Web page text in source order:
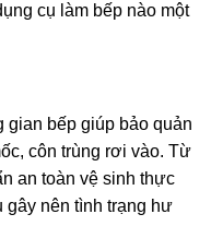
cụ làm bếp nào một
gian bếp giúp bảo quản
côn trùng rơi vào. Từ
an toàn vệ sinh thực
gây nên tình trạng hư